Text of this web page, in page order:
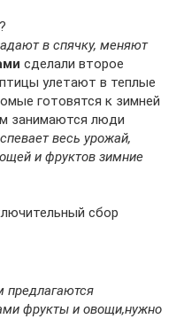
в спячку, меняют
сделали второе
улетают в теплые
готовятся к зимней
занимаются люди
весь урожай,
и фруктов зимние
сбор
предлагаются
фрукты и овощи,нужно